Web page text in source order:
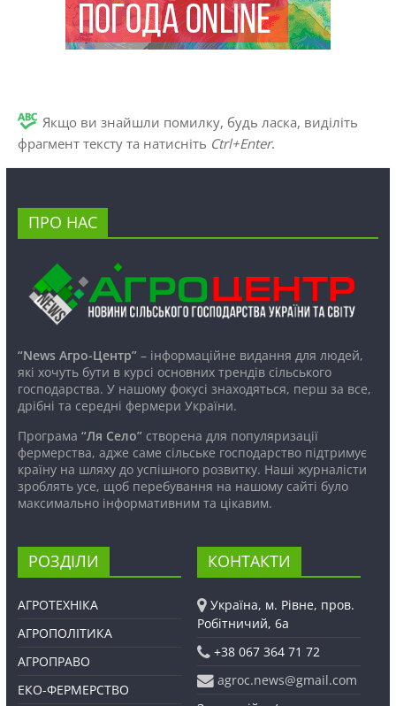
Якщо ви знайшли помилку, будь ласка, виділіть
фрагмент тексту та натисніть Ctrl+Enter.
ПРО НАС
“News Агро-Центр”– інформаційне видання для людей,
які хочуть бути в курсі основних трендів сільського
господарства. У нашому фокусі знаходяться, перш за все,
дрібні та середні фермери України.
Програма “Ля Село”створена для популяризації
фермерства, адже саме сільське господарство підтримує
країну на шляху до успішного розвитку. Наші журналісти
зроблять усе, щоб перебування на нашому сайті було
максимально інформативним та цікавим.
РОЗДІЛИ
АГРОТЕХНІКА
АГРОПОЛІТИКА
АГРОПРАВО
ЕКО-ФЕРМЕРСТВО
КОНТАКТИ
Україна, м. Рівне, пров.
Робітничий, 6а
+38 067 364 71 72
agroc.news@gmail.com